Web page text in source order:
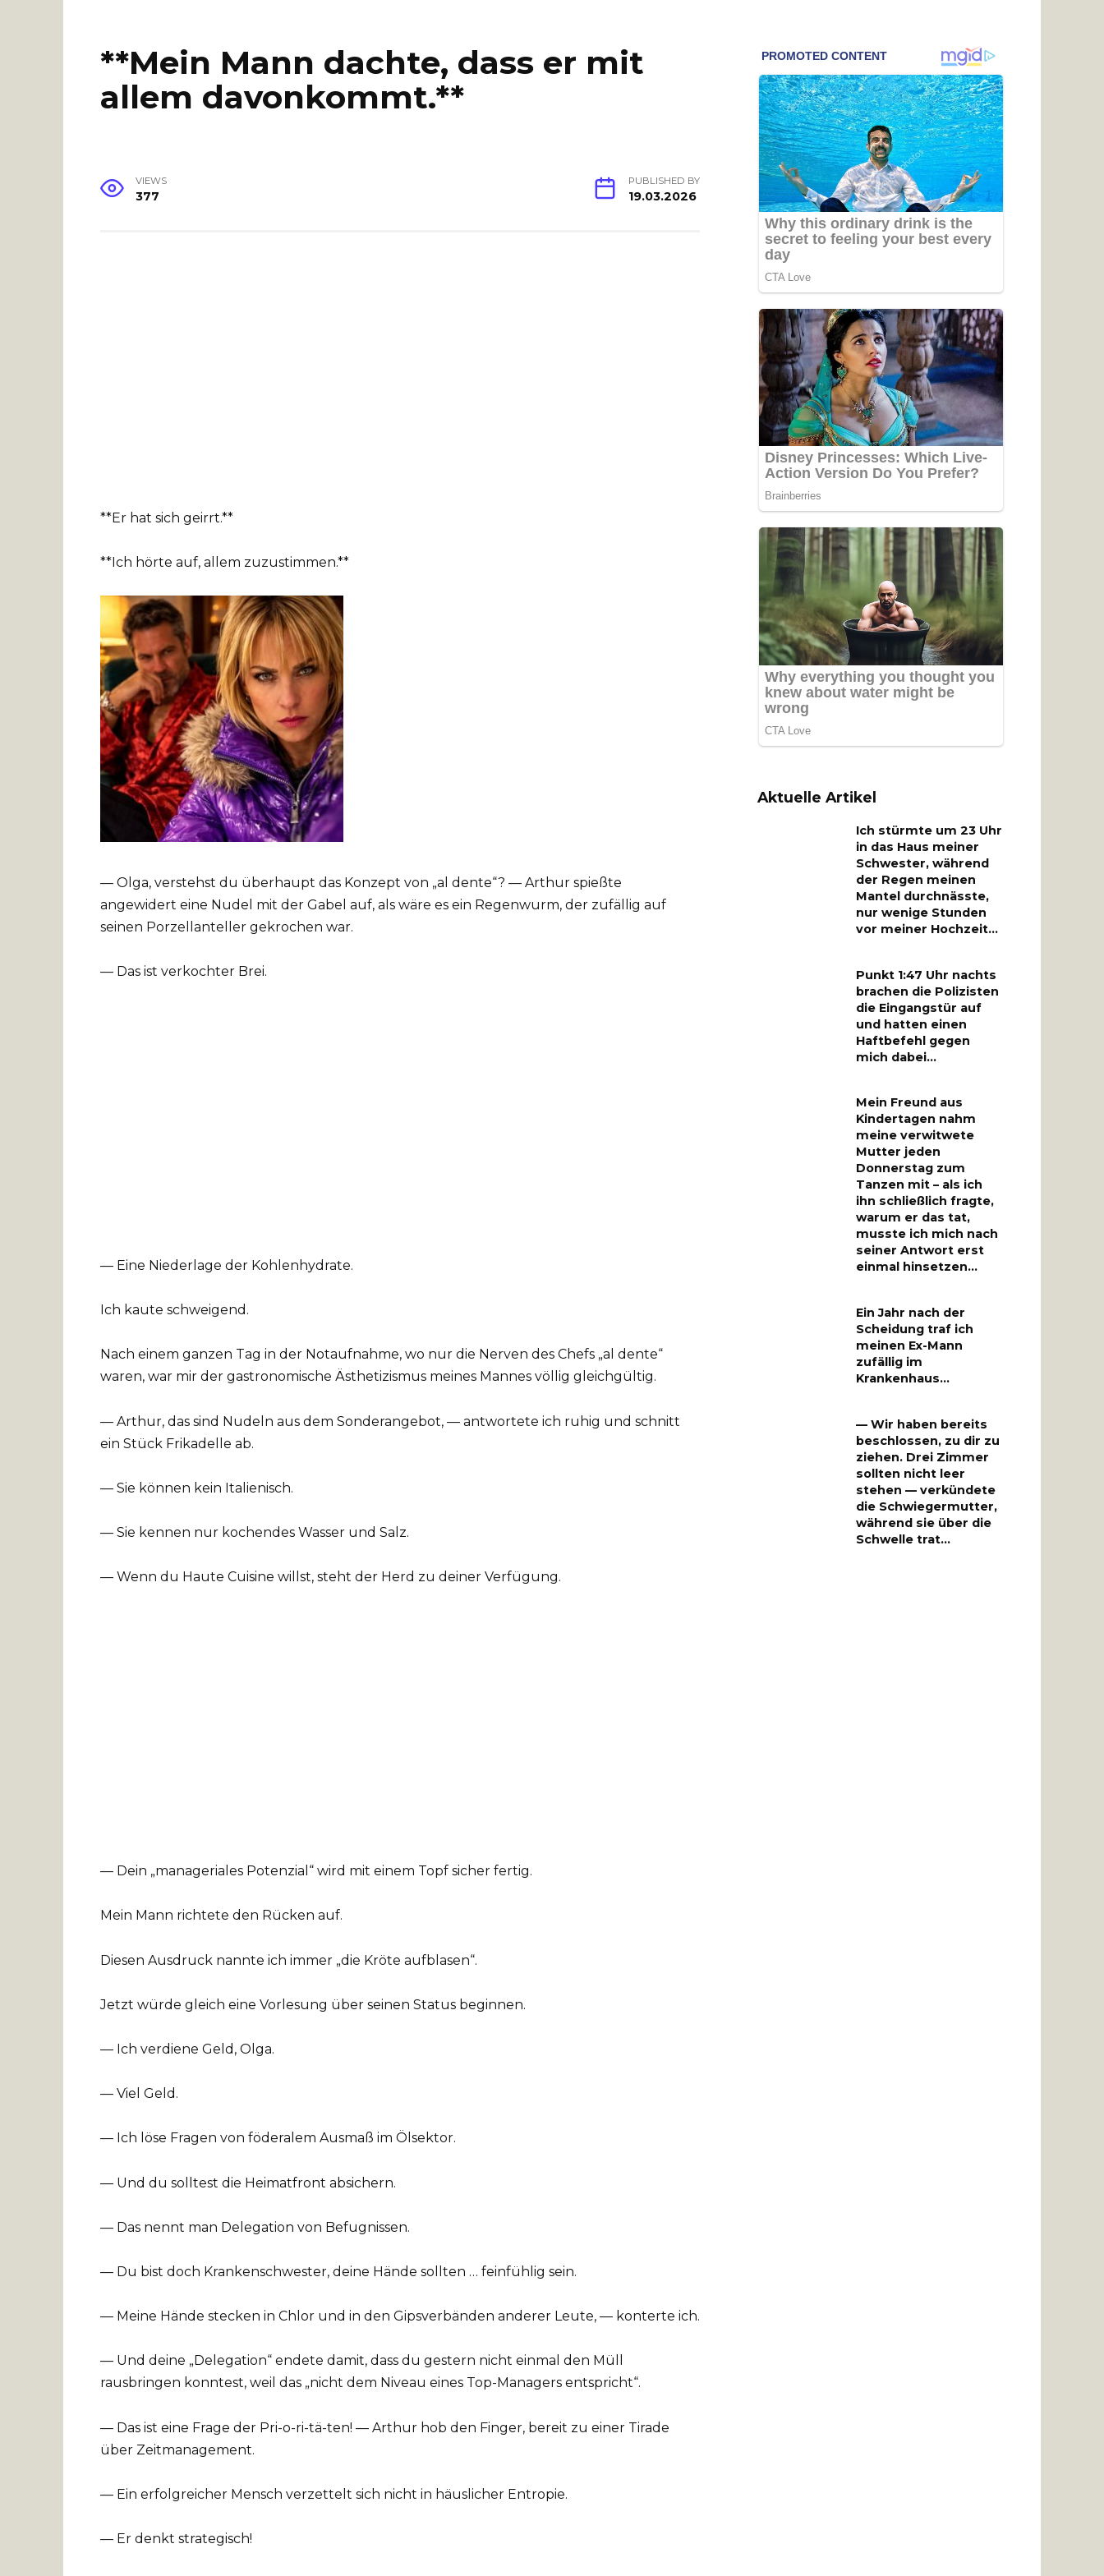
**Mein Mann dachte, dass er mit
allem davonkommt.**
VIEWS
377
PUBLISHED BY
19.03.2026
**Er hat sich geirrt.**
**Ich hörte auf, allem zuzustimmen.**
— Olga, verstehst du überhaupt das Konzept von „al dente“? — Arthur spießte
angewidert eine Nudel mit der Gabel auf, als wäre es ein Regenwurm, der zufällig auf
seinen Porzellanteller gekrochen war.
— Das ist verkochter Brei.
— Eine Niederlage der Kohlenhydrate.
Ich kaute schweigend.
Nach einem ganzen Tag in der Notaufnahme, wo nur die Nerven des Chefs „al dente“
waren, war mir der gastronomische Ästhetizismus meines Mannes völlig gleichgültig.
— Arthur, das sind Nudeln aus dem Sonderangebot, — antwortete ich ruhig und schnitt
ein Stück Frikadelle ab.
— Sie können kein Italienisch.
— Sie kennen nur kochendes Wasser und Salz.
— Wenn du Haute Cuisine willst, steht der Herd zu deiner Verfügung.
— Dein „manageriales Potenzial“ wird mit einem Topf sicher fertig.
Mein Mann richtete den Rücken auf.
Diesen Ausdruck nannte ich immer „die Kröte aufblasen“.
Jetzt würde gleich eine Vorlesung über seinen Status beginnen.
— Ich verdiene Geld, Olga.
— Viel Geld.
— Ich löse Fragen von föderalem Ausmaß im Ölsektor.
— Und du solltest die Heimatfront absichern.
— Das nennt man Delegation von Befugnissen.
— Du bist doch Krankenschwester, deine Hände sollten … feinfühlig sein.
— Meine Hände stecken in Chlor und in den Gipsverbänden anderer Leute, — konterte ich.
— Und deine „Delegation“ endete damit, dass du gestern nicht einmal den Müll
rausbringen konntest, weil das „nicht dem Niveau eines Top-Managers entspricht“.
— Das ist eine Frage der Pri-o-ri-tä-ten! — Arthur hob den Finger, bereit zu einer Tirade
über Zeitmanagement.
— Ein erfolgreicher Mensch verzettelt sich nicht in häuslicher Entropie.
— Er denkt strategisch!
Aktuelle Artikel
Ich stürmte um 23 Uhr
in das Haus meiner
Schwester, während
der Regen meinen
Mantel durchnässte,
nur wenige Stunden
vor meiner Hochzeit…
Punkt 1:47 Uhr nachts
brachen die Polizisten
die Eingangstür auf
und hatten einen
Haftbefehl gegen
mich dabei…
Mein Freund aus
Kindertagen nahm
meine verwitwete
Mutter jeden
Donnerstag zum
Tanzen mit – als ich
ihn schließlich fragte,
warum er das tat,
musste ich mich nach
seiner Antwort erst
einmal hinsetzen…
Ein Jahr nach der
Scheidung traf ich
meinen Ex-Mann
zufällig im
Krankenhaus…
— Wir haben bereits
beschlossen, zu dir zu
ziehen. Drei Zimmer
sollten nicht leer
stehen — verkündete
die Schwiegermutter,
während sie über die
Schwelle trat…